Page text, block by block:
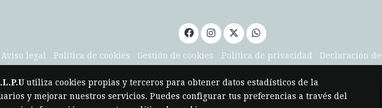
Aviso legal Política de cookies Gestión de cookies Política de privacidad Declaración
utiliza cookies propias y terceros para obtener datos estadísticos de la
y mejorar nuestros servicios. Puedes configurar tus preferencias a través del